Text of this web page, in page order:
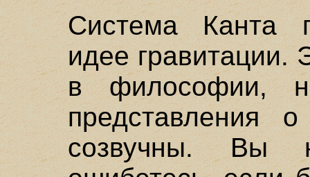
Система Канта
идее гравитации.
в философии,
созвучны. Вы